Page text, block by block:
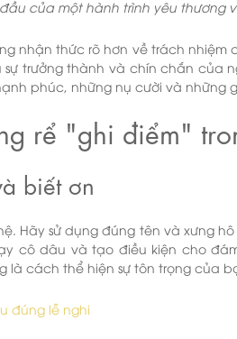
của một hành trình yêu thương
nhận thức rõ hơn về trách
trưởng thành và chín chắn của
phúc, những nụ cười và những
rể "ghi điểm"
biết ơn
Hãy sử dụng đúng tên và xưng
cô dâu và tạo điều kiện cho
cách thể hiện sự tôn trọng của
đúng lễ nghi